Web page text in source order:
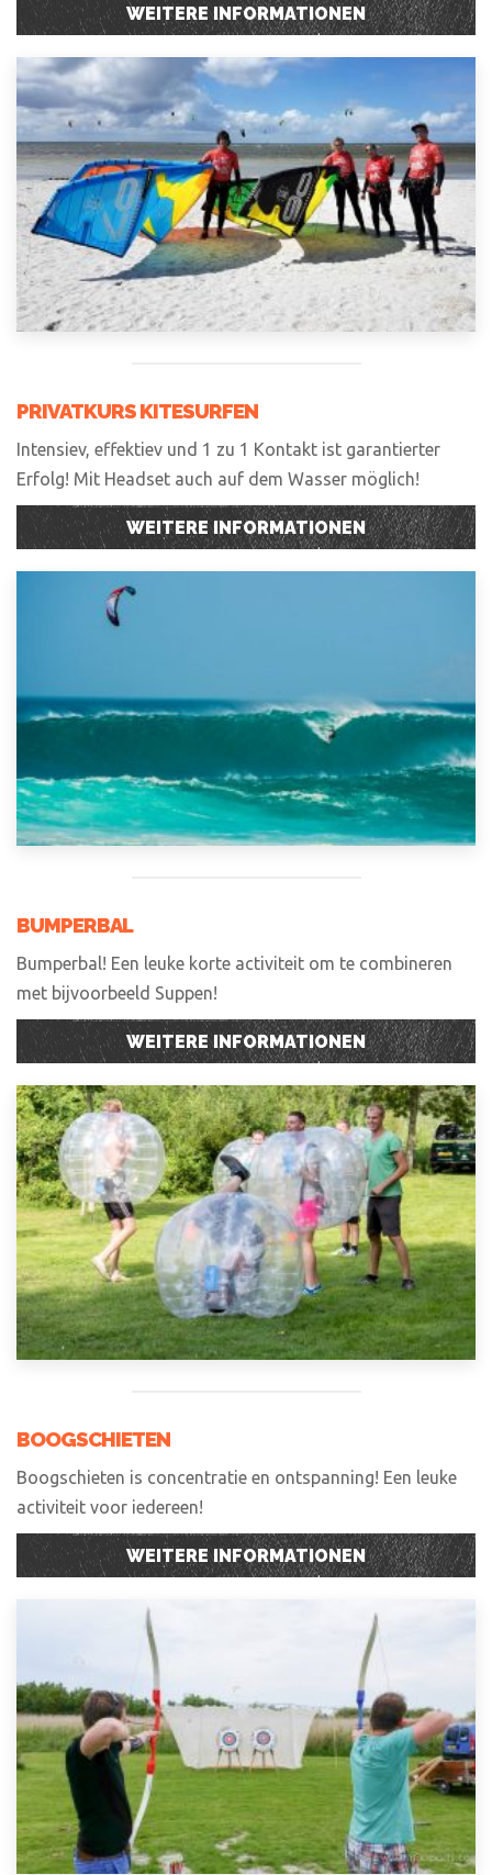
WEITERE INFORMATIONEN
PRIVATKURS KITESURFEN
Intensiev, effektiev und 1 zu 1 Kontakt ist garantierter
Erfolg! Mit Headset auch auf dem Wasser möglich!
WEITERE INFORMATIONEN
BUMPERBAL
Bumperbal! Een leuke korte activiteit om te combineren
met bijvoorbeeld Suppen!
WEITERE INFORMATIONEN
BOOGSCHIETEN
Boogschieten is concentratie en ontspanning! Een leuke
activiteit voor iedereen!
WEITERE INFORMATIONEN